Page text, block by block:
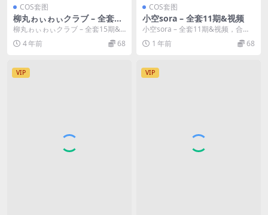
COS套图
柳丸ゎぃゎぃクラブ – 全套15
期&视频
柳丸ゎぃゎぃクラブ – 全套15期&
视频，合集分类：COS套图、合集
模特...4 年前 68
COS套图
小空sora – 全套11期&视频
小空sora – 全套11期&视频，合集
分类：COS套图、合集模特：小
空...1 年前 68
VIP VIP